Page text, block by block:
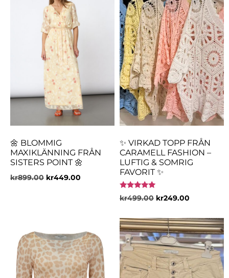
🌼 BLOMMIG
MAXIKLÄNNING FRÅN
SISTERS POINT 🌼
kr899.00 kr449.00
✨ VIRKAD TOPP FRÅN
CARAMELL FASHION –
LUFTIG & SOMRIG
FAVORIT ✨
Betygsatt
5.00
kr499.00 kr249.00